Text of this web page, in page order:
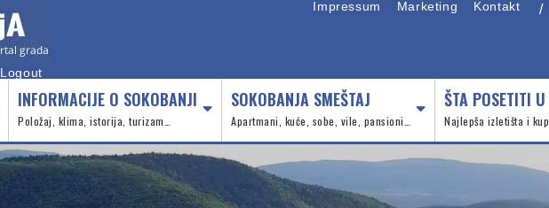
Impressum Marketing Kontakt /
Logout
INFORMACIJE O SOKOBANJI
Položaj, klima, istorija, turizam…
SOKOBANJA SMEŠTAJ
Apartmani, kuće, sobe, vile, pansioni…
ŠTA POSETITI
Najlepša izletišta i